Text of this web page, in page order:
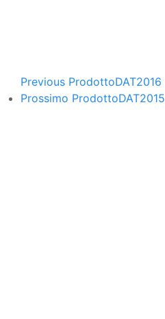
Previous ProdottoDAT2016
Prossimo ProdottoDAT2015